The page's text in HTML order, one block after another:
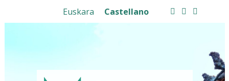
Euskara Castellano facebook
twitter